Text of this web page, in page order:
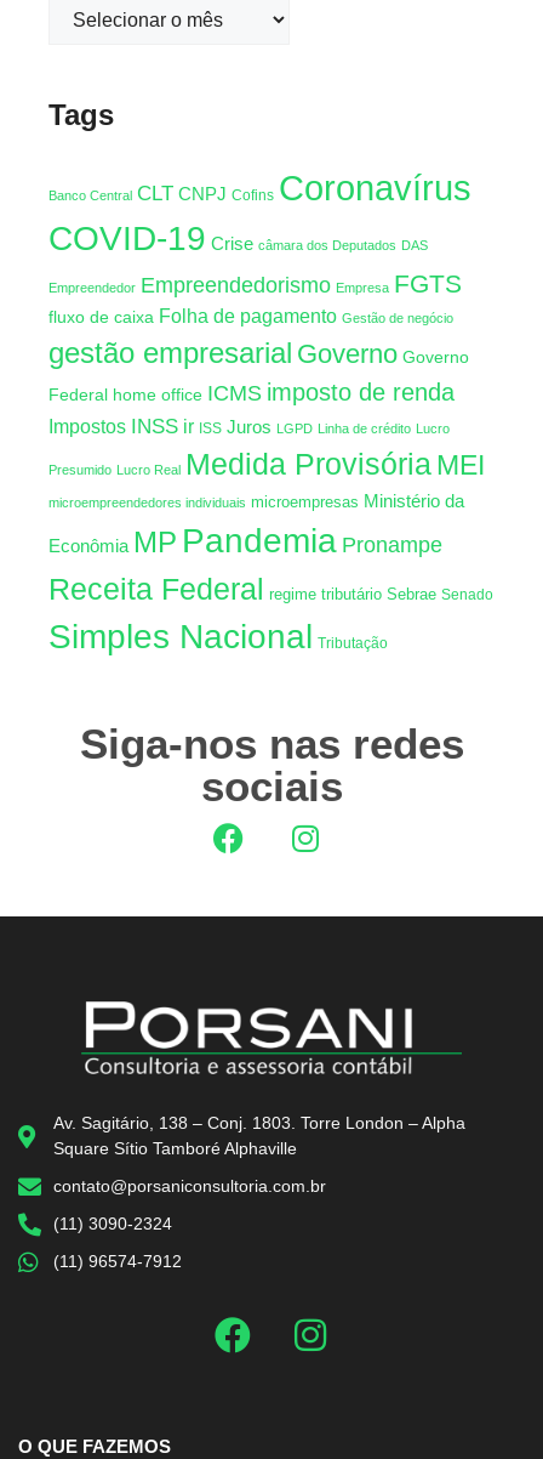
Tags
Banco Central CLT CNPJ Cofins Coronavírus
COVID-19 Crise câmara dos Deputados DAS
Empreendedor Empreendedorismo Empresa FGTS
fluxo de caixa Folha de pagamento Gestão de negócio
gestão empresarial Governo Governo
Federal home office ICMS imposto de renda
Impostos INSS ir ISS Juros LGPD Linha de crédito Lucro
Presumido Lucro Real Medida ProvisóriaMEI
microempreendedores individuais microempresas Ministério da
Econômia MP Pandemia Pronampe
Receita Federal regime tributário Sebrae Senado
Simples Nacional Tributação
Siga-nos nas redes
sociais
Av. Sagitário, 138 – Conj. 1803. Torre London – Alpha
Square Sítio Tamboré Alphaville
contato@porsaniconsultoria.com.br
(11) 3090-2324
(11) 96574-7912
O QUE FAZEMOS